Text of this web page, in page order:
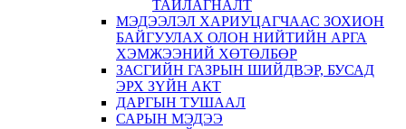
ТАЙЛАГНАЛТ
МЭДЭЭЛЭЛ ХАРИУЦАГЧААС ЗОХИОН
БАЙГУУЛАХ ОЛОН НИЙТИЙН АРГА
ХЭМЖЭЭНИЙ ХӨТӨЛБӨР
ЗАСГИЙН ГАЗРЫН ШИЙДВЭР, БУСАД
ЭРХ ЗҮЙН АКТ
ДАРГЫН ТУШААЛ
САРЫН МЭДЭЭ